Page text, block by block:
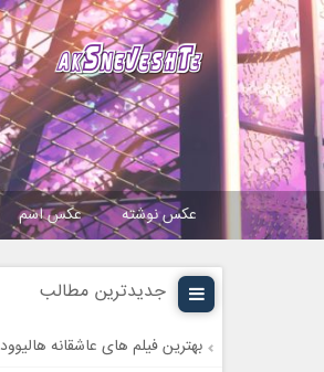
عکس نوشته عکس اسم
جدیدترین مطالب
بهترین فیلم های عاشقانه هالیوود